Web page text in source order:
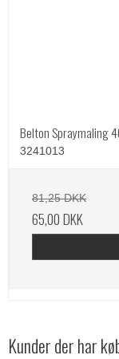
Belton Spraymaling
3241013
81,25 DKK
65,00 DKK
Kunder der har